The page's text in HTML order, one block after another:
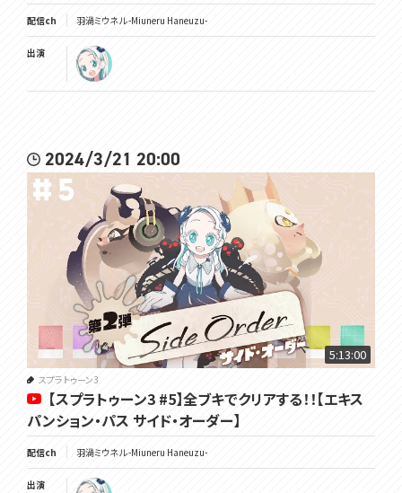
配信ch 羽渦ミウネル -Miuneru Haneuzu-
出演
2024/3/21 20:00
5:13:00
スプラトゥーン3
【スプラトゥーン3 #5】全ブキでクリアする！！【エキス
パンション・パス サイド・オーダー】
配信ch 羽渦ミウネル -Miuneru Haneuzu-
出演